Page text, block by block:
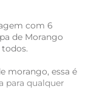
com 6
de Morango
morango, essa é
para qualquer